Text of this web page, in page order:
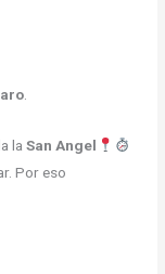
.
laSan Angel
Por eso